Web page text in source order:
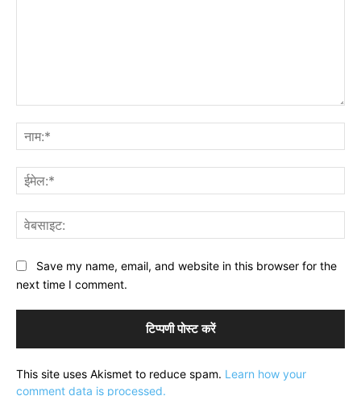
Save my name, email, and website in this browser for the
next time I comment.
This site uses Akismet to reduce spam. Learn how your
comment data is processed.